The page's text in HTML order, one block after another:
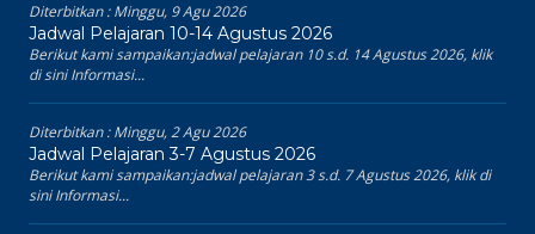
Diterbitkan :Minggu, 9 Agu 2026
Jadwal Pelajaran 10-14 Agustus 2026
Berikut kami sampaikan:jadwal pelajaran 10 s.d. 14 Agustus 2026, klik
di sini Informasi...
Diterbitkan :Minggu, 2 Agu 2026
Jadwal Pelajaran 3-7 Agustus 2026
Berikut kami sampaikan:jadwal pelajaran 3 s.d. 7 Agustus 2026, klik di
sini Informasi...